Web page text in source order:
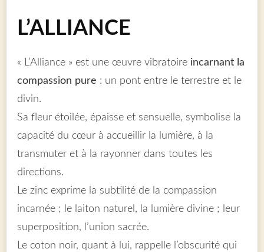
L’ALLIANCE
« L’Alliance » est une œuvre vibratoire incarnant la
compassion pure : un pont entre le terrestre et le
divin.
Sa fleur étoilée, épaisse et sensuelle, symbolise la
capacité du cœur à accueillir la lumière, à la
transmuter et à la rayonner dans toutes les
directions.
Le zinc exprime la subtilité de la compassion
incarnée ; le laiton naturel, la lumière divine ; leur
superposition, l’union sacrée.
Le coton noir, quant à lui, rappelle l’obscurité qui